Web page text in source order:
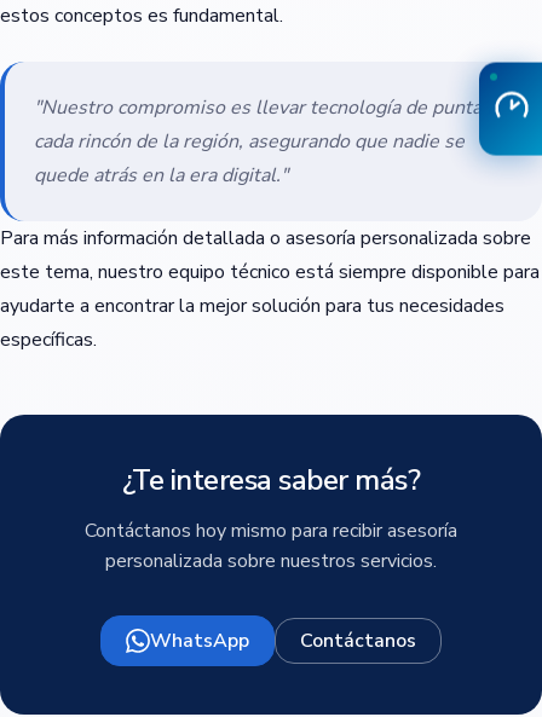
estos conceptos es fundamental.
"Nuestro compromiso es llevar tecnología de punta a
cada rincón de la región, asegurando que nadie se
quede atrás en la era digital."
Para más información detallada o asesoría personalizada sobre
este tema, nuestro equipo técnico está siempre disponible para
ayudarte a encontrar la mejor solución para tus necesidades
específicas.
¿Te interesa saber más?
Contáctanos hoy mismo para recibir asesoría
personalizada sobre nuestros servicios.
WhatsApp Contáctanos